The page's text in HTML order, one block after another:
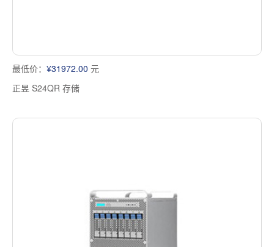
最低价： ¥31972.00 元
正昱 S24QR 存储